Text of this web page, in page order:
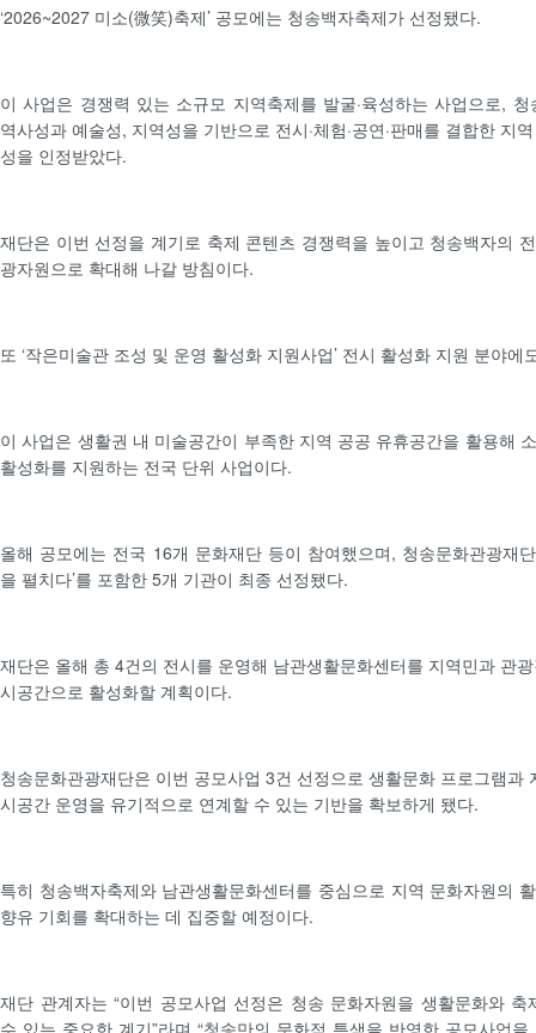
‘2026~2027 미소(微笑)축제’ 공모에는 청송백자축제가 선정됐다.
이 사업은 경쟁력 있는 소규모 지역축제를 발굴·육성하는 사업으로,
역사성과 예술성, 지역성을 기반으로 전시·체험·공연·판매를 결합한 지
성을 인정받았다.
재단은 이번 선정을 계기로 축제 콘텐츠 경쟁력을 높이고 청송백자의
광자원으로 확대해 나갈 방침이다.
또 ‘작은미술관 조성 및 운영 활성화 지원사업’ 전시 활성화 지원 분야에
이 사업은 생활권 내 미술공간이 부족한 지역 공공 유휴공간을 활용해
활성화를 지원하는 전국 단위 사업이다.
올해 공모에는 전국 16개 문화재단 등이 참여했으며, 청송문화관광재
을 펼치다’를 포함한 5개 기관이 최종 선정됐다.
재단은 올해 총 4건의 전시를 운영해 남관생활문화센터를 지역민과 관
시공간으로 활성화할 계획이다.
청송문화관광재단은 이번 공모사업 3건 선정으로 생활문화 프로그램과
시공간 운영을 유기적으로 연계할 수 있는 기반을 확보하게 됐다.
특히 청송백자축제와 남관생활문화센터를 중심으로 지역 문화자원의
향유 기회를 확대하는 데 집중할 예정이다.
재단 관계자는 “이번 공모사업 선정은 청송 문화자원을 생활문화와